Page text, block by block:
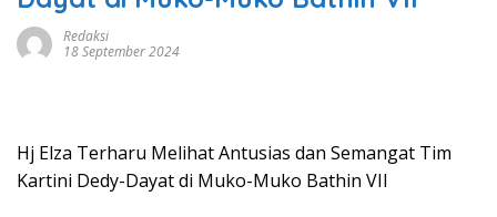
Redaksi
18 September 2024
Hj Elza Terharu Melihat Antusias dan Semangat Tim
Kartini Dedy-Dayat di Muko-Muko Bathin VII